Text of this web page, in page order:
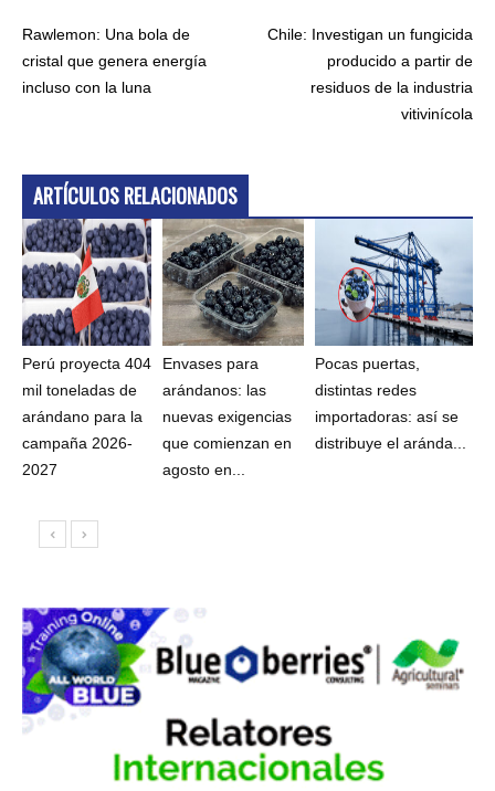
Rawlemon: Una bola de
cristal que genera energía
incluso con la luna
Chile: Investigan un fungicida
producido a partir de
residuos de la industria
vitivinícola
ARTÍCULOS RELACIONADOS
Perú proyecta 404
mil toneladas de
arándano para la
campaña 2026-
2027
Envases para
arándanos: las
nuevas exigencias
que comienzan en
agosto en...
Pocas puertas,
distintas redes
importadoras: así se
distribuye el aránda...